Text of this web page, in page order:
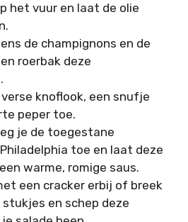
het vuur en laat de olie
de champignons en de
roerbak deze
knoflook, een snufje
peper toe.
je de toegestane
toe en laat deze
warme, romige saus.
een cracker erbij of breek
stukjes en schep deze